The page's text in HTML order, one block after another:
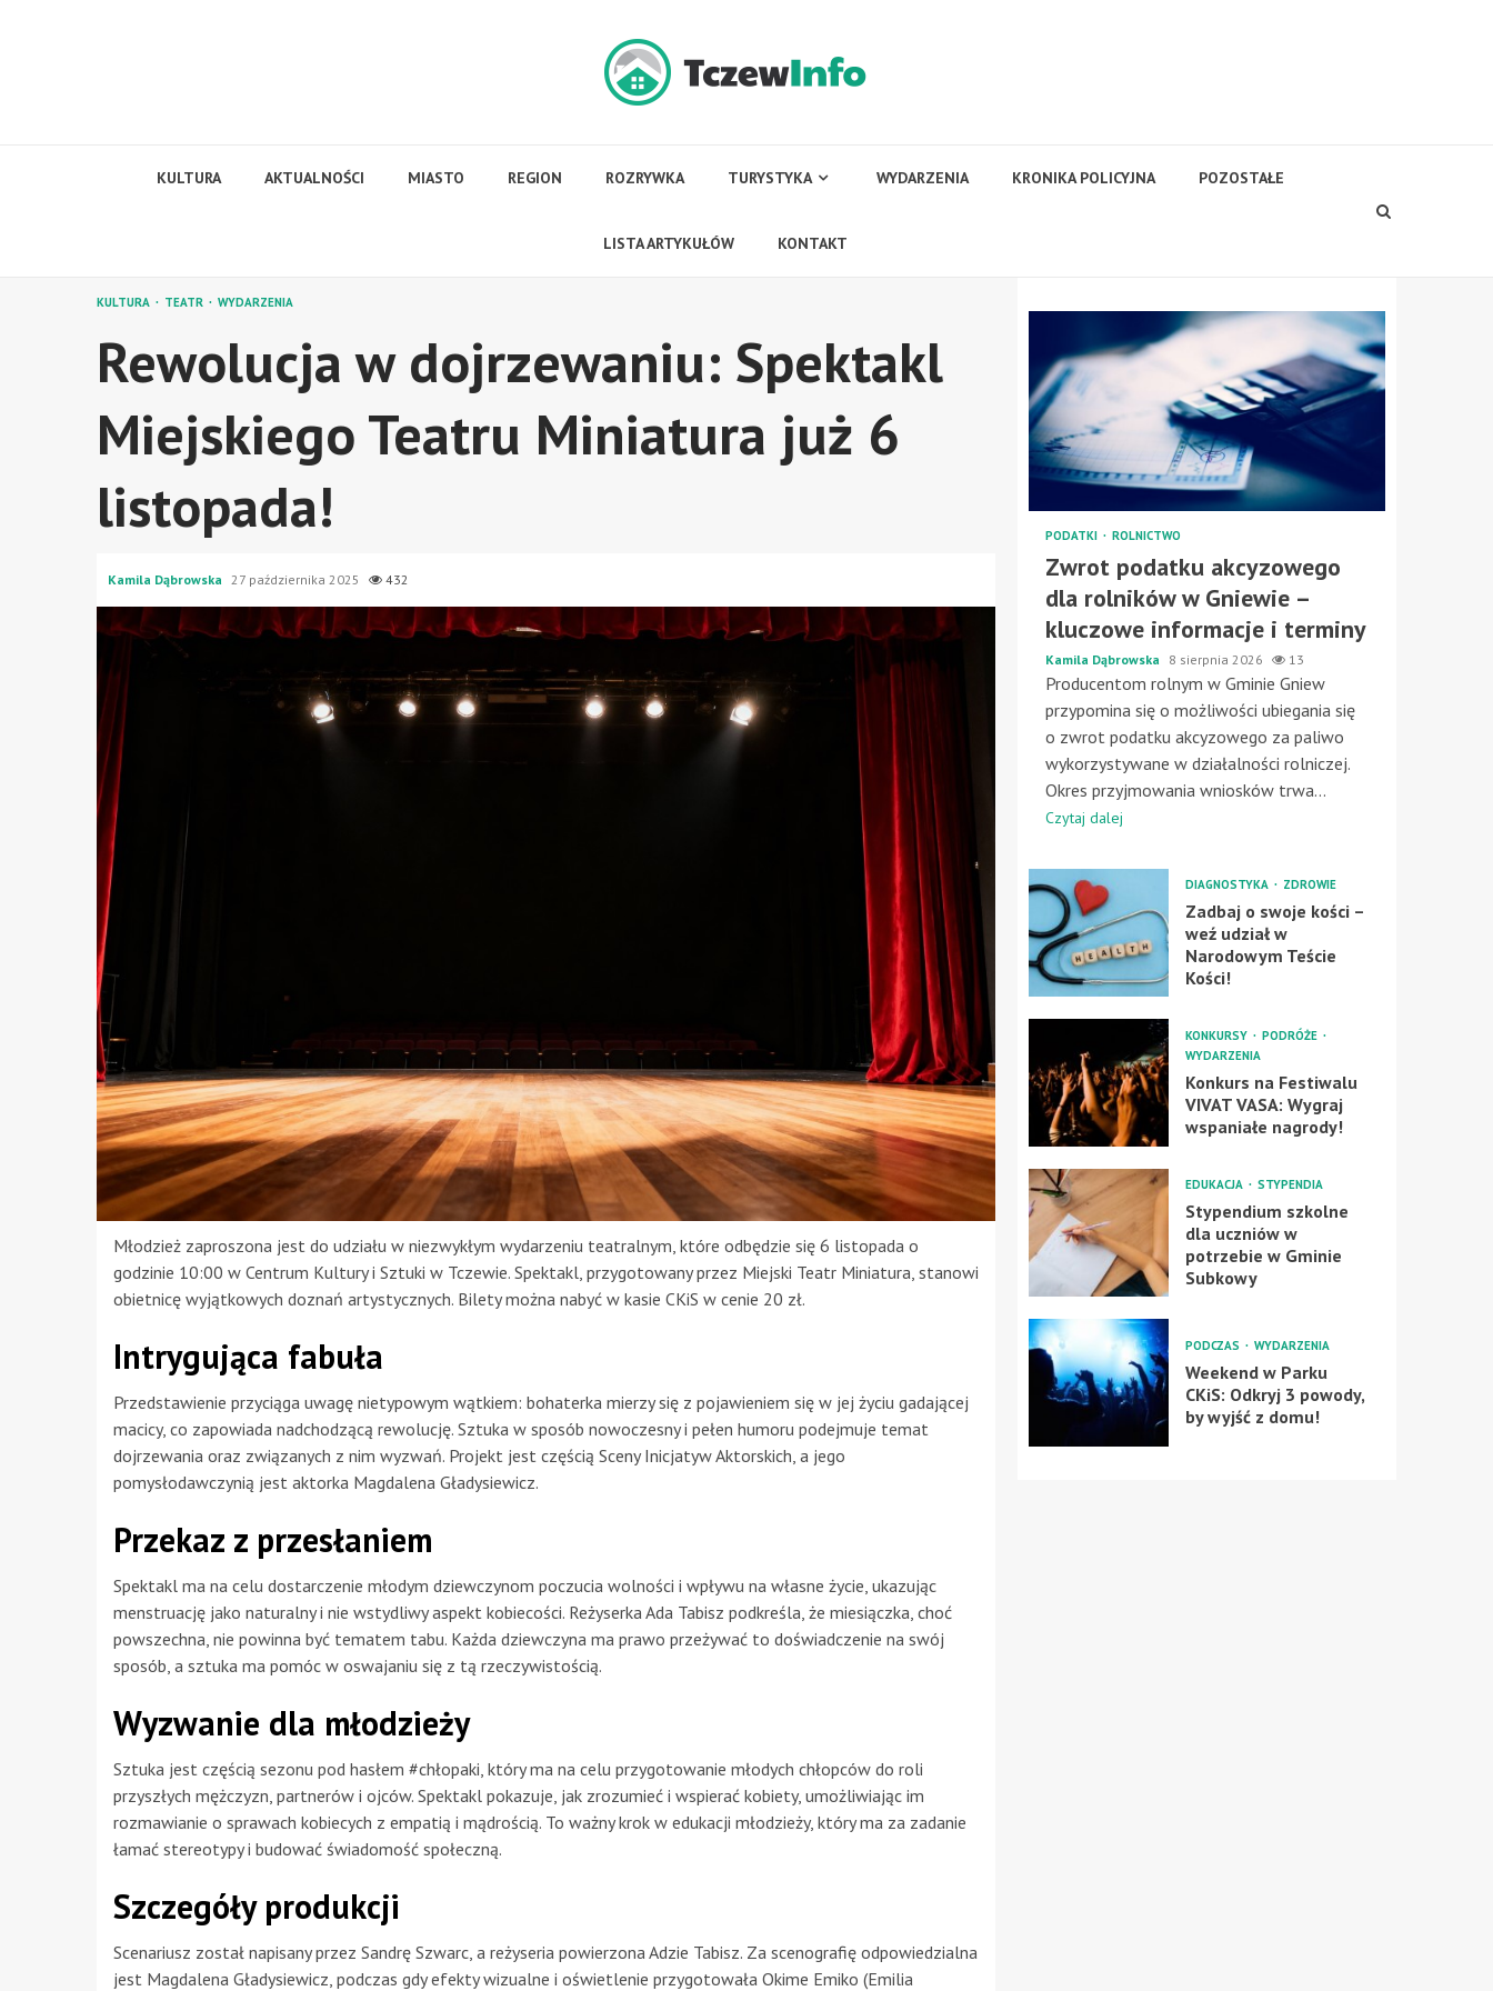
KULTURA AKTUALNOŚCI MIASTO REGION ROZRYWKA TURYSTYKA WYDARZENIA KRONIKA POLICYJNA POZOSTAŁE
LISTA ARTYKUŁÓW KONTAKT
KULTURA TEATR WYDARZENIA
Rewolucja w dojrzewaniu: Spektakl
Miejskiego Teatru Miniatura już 6
listopada!
Kamila Dąbrowska 27 października 2025 432
Młodzież zaproszona jest do udziału w niezwykłym wydarzeniu teatralnym, które odbędzie się 6 listopada o
godzinie 10:00 w Centrum Kultury i Sztuki w Tczewie. Spektakl, przygotowany przez Miejski Teatr Miniatura, stanowi
obietnicę wyjątkowych doznań artystycznych. Bilety można nabyć w kasie CKiS w cenie 20 zł.
Intrygująca fabuła
Przedstawienie przyciąga uwagę nietypowym wątkiem: bohaterka mierzy się z pojawieniem się w jej życiu gadającej
macicy, co zapowiada nadchodzącą rewolucję. Sztuka w sposób nowoczesny i pełen humoru podejmuje temat
dojrzewania oraz związanych z nim wyzwań. Projekt jest częścią Sceny Inicjatyw Aktorskich, a jego
pomysłodawczynią jest aktorka Magdalena Gładysiewicz.
Przekaz z przesłaniem
Spektakl ma na celu dostarczenie młodym dziewczynom poczucia wolności i wpływu na własne życie, ukazując
menstruację jako naturalny i nie wstydliwy aspekt kobiecości. Reżyserka Ada Tabisz podkreśla, że miesiączka, choć
powszechna, nie powinna być tematem tabu. Każda dziewczyna ma prawo przeżywać to doświadczenie na swój
sposób, a sztuka ma pomóc w oswajaniu się z tą rzeczywistością.
Wyzwanie dla młodzieży
Sztuka jest częścią sezonu pod hasłem #chłopaki, który ma na celu przygotowanie młodych chłopców do roli
przyszłych mężczyzn, partnerów i ojców. Spektakl pokazuje, jak zrozumieć i wspierać kobiety, umożliwiając im
rozmawianie o sprawach kobiecych z empatią i mądrością. To ważny krok w edukacji młodzieży, który ma za zadanie
łamać stereotypy i budować świadomość społeczną.
Szczegóły produkcji
Scenariusz został napisany przez Sandrę Szwarc, a reżyseria powierzona Adzie Tabisz. Za scenografię odpowiedzialna
jest Magdalena Gładysiewicz, podczas gdy efekty wizualne i oświetlenie przygotowała Okime Emiko (Emilia
PODATKI ROLNICTWO
Zwrot podatku akcyzowego
dla rolników w Gniewie –
kluczowe informacje i terminy
Kamila Dąbrowska 8 sierpnia 2026 13
Producentom rolnym w Gminie Gniew
przypomina się o możliwości ubiegania się
o zwrot podatku akcyzowego za paliwo
wykorzystywane w działalności rolniczej.
Okres przyjmowania wniosków trwa...
Czytaj dalej
DIAGNOSTYKA ZDROWIE
Zadbaj o swoje kości –
weź udział w
Narodowym Teście
Kości!
KONKURSY
PODRÓŻE
WYDARZENIA
Konkurs na Festiwalu
VIVAT VASA: Wygraj
wspaniałe nagrody!
EDUKACJA STYPENDIA
Stypendium szkolne
dla uczniów w
potrzebie w Gminie
Subkowy
PODCZAS WYDARZENIA
Weekend w Parku
CKiS: Odkryj 3 powody,
by wyjść z domu!